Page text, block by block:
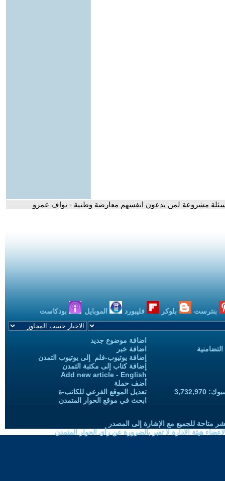
مشروعة لمن يدعون انفسهم معارضة وطنية - نواف عمرو
بنترست بلوكر فليبورد الموبايل بودكاست
اضافة موضوع جديد
اضافة خبر
إضافة يوتيوب-فلم إلى يوتيوب التمدن
إضافة كتاب إلى مكتبة التمدن
Add new article - English
أضف حملة
تعديل الموقع الفرعي للكاتب-ة
ابحث في موقع الحوار المتمدن
متاحة للجميع مع الإشارة إلى المصدر
هيئة الادارة لا تعبر بالضرورة عن رأي الحوار المتمدن